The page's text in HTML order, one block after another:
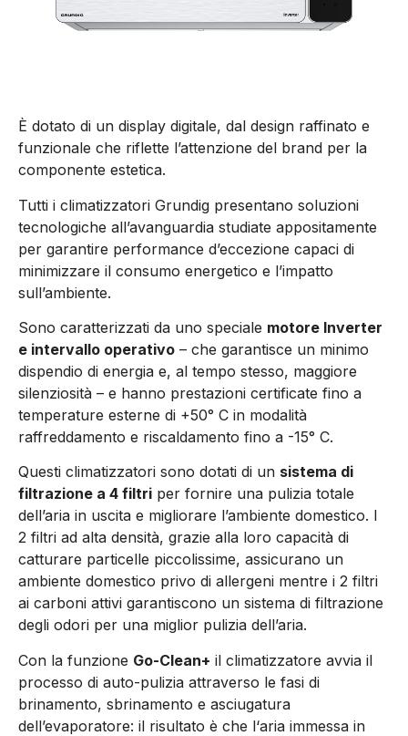
È dotato di un display digitale, dal design raffinato e
funzionale che riflette l’attenzione del brand per la
componente estetica.
Tutti i climatizzatori Grundig presentano soluzioni
tecnologiche all’avanguardia studiate appositamente
per garantire performance d’eccezione capaci di
minimizzare il consumo energetico e l’impatto
sull’ambiente.
Sono caratterizzati da uno speciale motore Inverter
e intervallo operativo – che garantisce un minimo
dispendio di energia e, al tempo stesso, maggiore
silenziosità – e hanno prestazioni certificate fino a
temperature esterne di +50° C in modalità
raffreddamento e riscaldamento fino a -15° C.
Questi climatizzatori sono dotati di un sistema di
filtrazione a 4 filtri per fornire una pulizia totale
dell’aria in uscita e migliorare l’ambiente domestico. I
2 filtri ad alta densità, grazie alla loro capacità di
catturare particelle piccolissime, assicurano un
ambiente domestico privo di allergeni mentre i 2 filtri
ai carboni attivi garantiscono un sistema di filtrazione
degli odori per una miglior pulizia dell’aria.
Con la funzione Go-Clean+ il climatizzatore avvia il
processo di auto-pulizia attraverso le fasi di
brinamento, sbrinamento e asciugatura
dell’evaporatore: il risultato è che l‘aria immessa in